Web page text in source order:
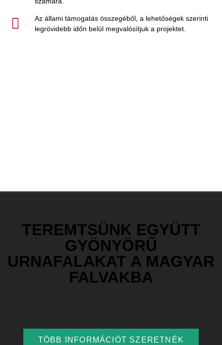
Az állami támogatás összegéből, a lehetőségek szerinti
legrövidebb időn belül megvalósítjuk a projektet.
TEREMTSÜNK EGYÜTT
GYÖNYÖRŰ
URNAFALAKAT A MAGYAR
FALVAKBA
TÖBB INFORMÁCIÓT SZERETNÉK